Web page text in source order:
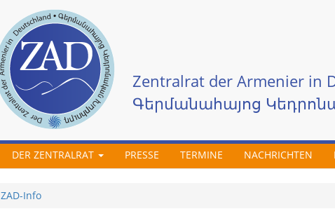
Zentralrat der Armenier in
Գերմանահայոց
DER ZENTRALRAT PRESSE TERMINE NACHRICHTEN
ZAD-Info